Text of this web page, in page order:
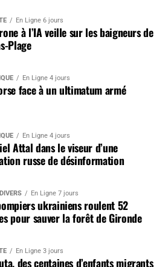
En Ligne 6 jours
à l’IA veille sur les baigneurs de
Plage
En Ligne 4 jours
face à un ultimatum armé
En Ligne 4 jours
Attal dans le viseur d’une
russe de désinformation
En Ligne 7 jours
ukrainiens roulent 52
pour sauver la forêt de Gironde
En Ligne 3 jours
des centaines d’enfants migrants